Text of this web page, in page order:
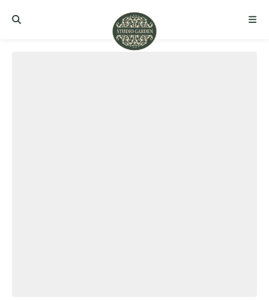
Set Suport Plante